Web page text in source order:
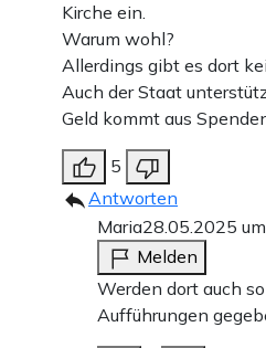
Kirche ein.
Warum wohl?
Allerdings gibt es dort
Auch der Staat
Geld kommt aus
5
Antworten
Maria28.05.2025
Melden
Werden dort auch
Aufführungen